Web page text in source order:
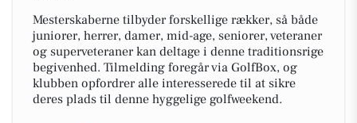
Mesterskaberne tilbyder forskellige rækker, så både
juniorer, herrer, damer, mid-age, seniorer, veteraner
og superveteraner kan deltage i denne traditionsrige
begivenhed. Tilmelding foregår via GolfBox, og
klubben opfordrer alle interesserede til at sikre
deres plads til denne hyggelige golfweekend.